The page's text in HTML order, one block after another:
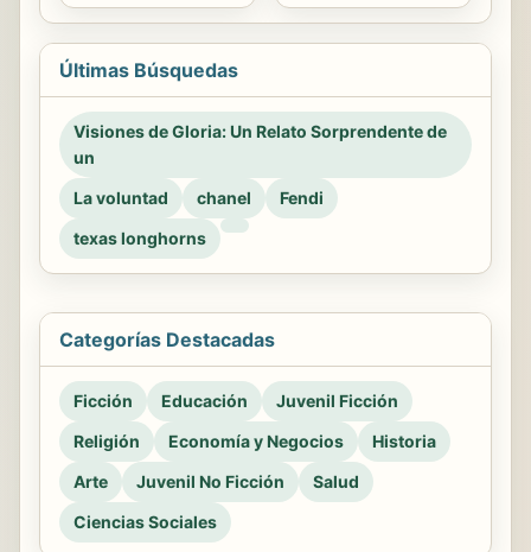
Últimas Búsquedas
Visiones de Gloria: Un Relato Sorprendente de
un
La voluntad
chanel
Fendi
texas longhorns
Categorías Destacadas
Ficción Educación
Juvenil Ficción
Religión
Economía y Negocios
Historia
Arte
Juvenil No Ficción
Salud
Ciencias Sociales